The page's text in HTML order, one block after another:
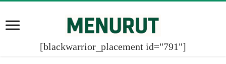
[blackwarrior_placement id="791"]